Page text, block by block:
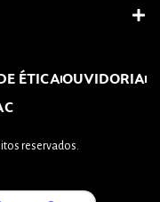
ÉTICAOUVIDORIA
reservados.